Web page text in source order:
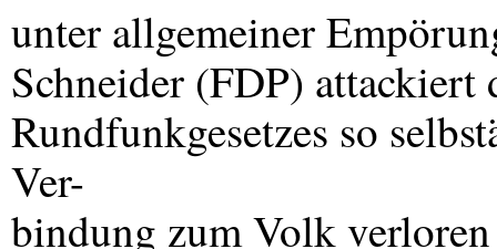
unter allgemeiner
Schneider (FDP) attackiert
Rundfunkgesetzes so
Ver-
bindung zum Volk